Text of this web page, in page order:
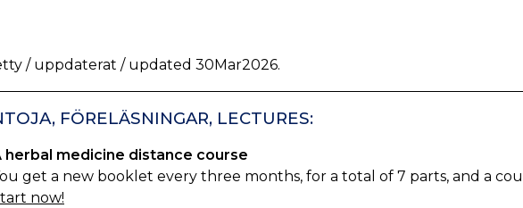
/ uppdaterat / updated 30Mar2026.
FÖRELÄSNINGAR, LECTURES:
herbal medicine distance course
get a new booklet every three months, for a total of 7 parts, and a
now!